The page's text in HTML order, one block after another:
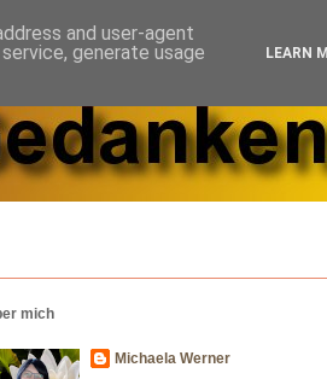
mich
Michaela Werner
and user-agent
generate usage
LEARN